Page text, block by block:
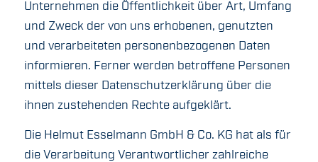
Unternehmen die Öffentlichkeit über Art, Umfang
und Zweck der von uns erhobenen, genutzten
und verarbeiteten personenbezogenen Daten
informieren. Ferner werden betroffene Personen
mittels dieser Datenschutzerklärung über die
ihnen zustehenden Rechte aufgeklärt.
Die Helmut Esselmann GmbH & Co. KG hat als für
die Verarbeitung Verantwortlicher zahlreiche